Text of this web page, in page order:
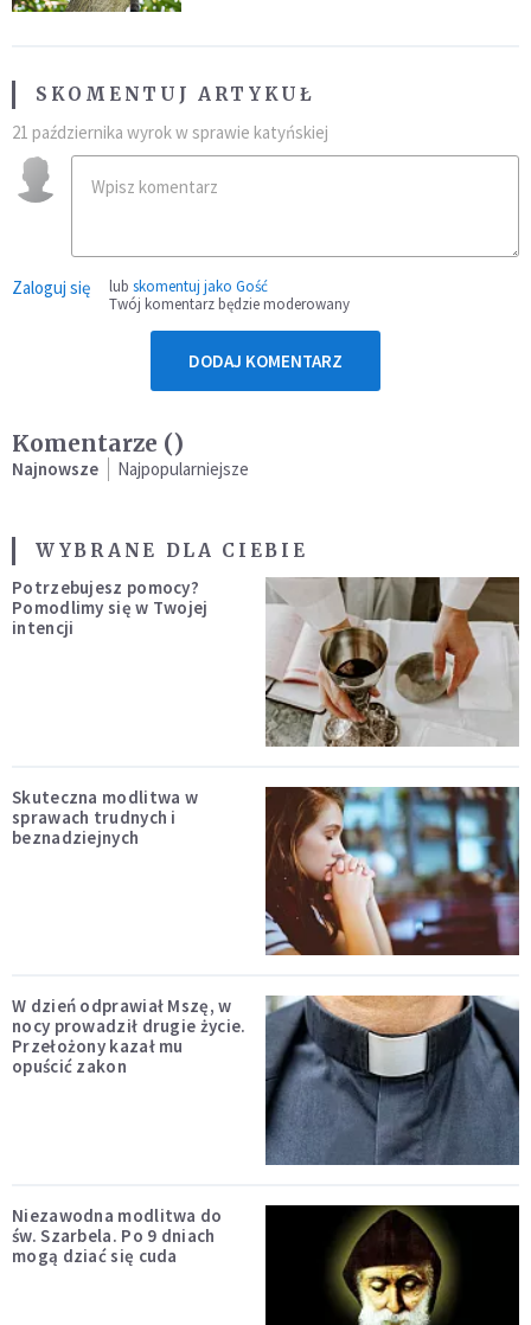
SKOMENTUJ ARTYKUŁ
21 października wyrok w sprawie katyńskiej
Zaloguj się lub skomentuj jako Gość
Twój komentarz będzie moderowany
DODAJ KOMENTARZ
Komentarze ()
Najnowsze Najpopularniejsze
WYBRANE DLA CIEBIE
Potrzebujesz pomocy?
Pomodlimy się w Twojej
intencji
Skuteczna modlitwa w
sprawach trudnych i
beznadziejnych
W dzień odprawiał Mszę, w
nocy prowadził drugie życie.
Przełożony kazał mu
opuścić zakon
Niezawodna modlitwa do
św. Szarbela. Po 9 dniach
mogą dziać się cuda